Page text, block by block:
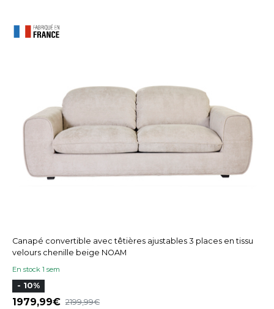
Canapé convertible avec têtières ajustables 3 places en tissu
velours chenille beige NOAM
En stock 1 sem
- 10%
1979,99 2199,99